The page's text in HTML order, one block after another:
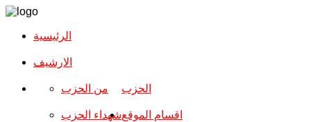
الرئيسية
الارشیف
الحزب من الحزب
شهداء الحزباقسام الموقع